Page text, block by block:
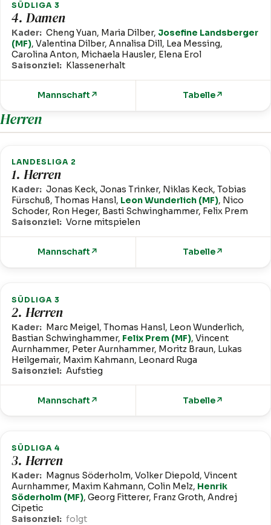
SÜDLIGA 3
4. Damen
Kader: Cheng Yuan, Maria Dilber, Josefine Landsberger
(MF), Valentina Dilber, Annalisa Dill, Lea Messing,
Carolina Anton, Michaela Hausler, Elena Erol
Saisonziel: Klassenerhalt
Mannschaft ↗ Tabelle↗
Herren
LANDESLIGA 2
1. Herren
Kader: Jonas Keck, Jonas Trinker, Niklas Keck, Tobias
Fürschuß, Thomas Hansl, Leon Wunderlich (MF), Nico
Schoder, Ron Heger, Basti Schwinghammer, Felix Prem
Saisonziel: Vorne mitspielen
Mannschaft ↗ Tabelle↗
SÜDLIGA 3
2. Herren
Kader: Marc Meigel, Thomas Hansl, Leon Wunderlich,
Bastian Schwinghammer, Felix Prem (MF), Vincent
Aurnhammer, Peter Aurnhammer, Moritz Braun, Lukas
Heilgemair, Maxim Kahmann, Leonard Ruga
Saisonziel: Aufstieg
Mannschaft ↗ Tabelle↗
SÜDLIGA 4
3. Herren
Kader: Magnus Söderholm, Volker Diepold, Vincent
Aurnhammer, Maxim Kahmann, Colin Melz, Henrik
Söderholm (MF), Georg Fitterer, Franz Groth, Andrej
Cipetic
Saisonziel: folgt